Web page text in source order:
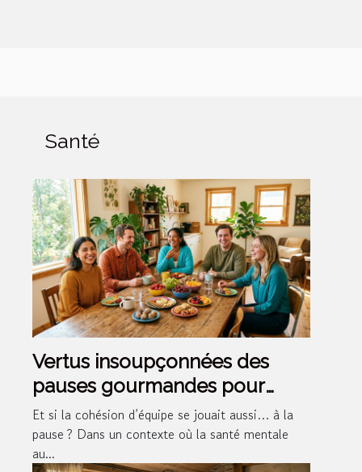
Santé
Vertus insoupçonnées des
pauses gourmandes pour
l’esprit d’équipe
Et si la cohésion d’équipe se jouait aussi… à la
pause ? Dans un contexte où la santé mentale
au...